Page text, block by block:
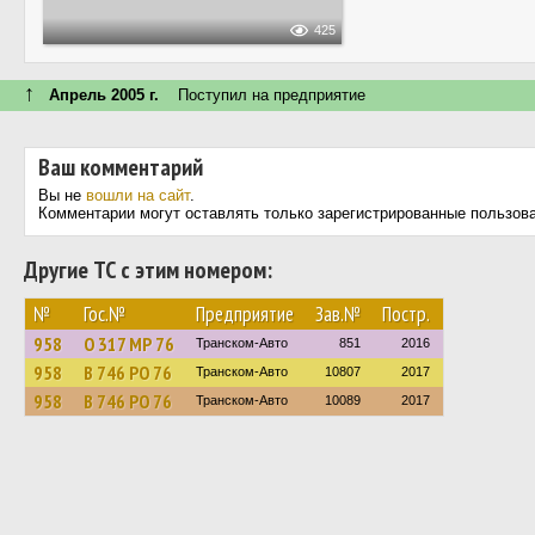
425
↑ Апрель 2005 г. Поступил на предприятие
Ваш комментарий
Вы не вошли на сайт.
Комментарии могут оставлять только зарегистрированные
Другие ТС с этим номером:
№ Гос.№ Предприятие Зав.№ Постр.
958 О 317 МР 76 Транском-Авто 851 2016
958 В 746 РО 76 Транском-Авто 10807 2017
958 В 746 РО 76 Транском-Авто 10089 2017